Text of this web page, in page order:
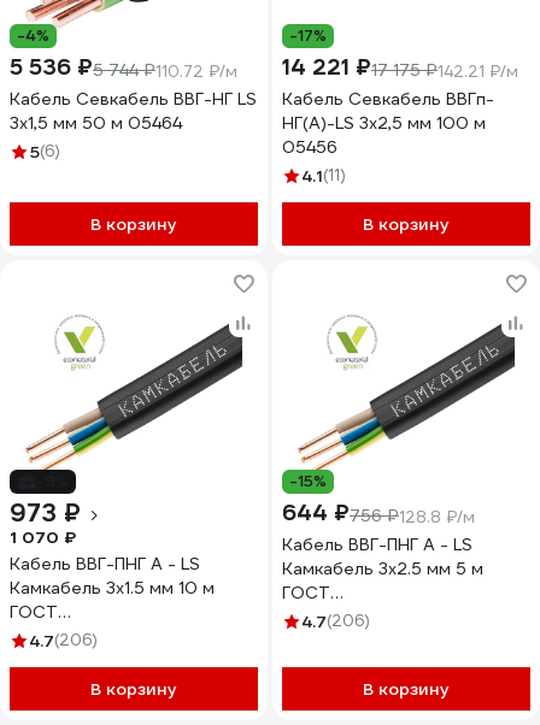
-4%
5 536 ₽5 744 ₽110.72 ₽/м
Кабель Севкабель ВВГ-НГ LS
3х1,5 мм 50 м 05464
5(6)
В корзину
-17%
14 221 ₽17 175 ₽142.21 ₽/м
Кабель Севкабель ВВГп-
НГ(А)-LS 3х2,5 мм 100 м
05456
4.1(11)
В корзину
973 ₽
1 070 ₽
Кабель ВВГ-ПНГ А - LS
Камкабель 3x1.5 мм 10 м
ГОСТ
1157К30FG00070А0010М
4.7(206)
В корзину
-15%
644 ₽756 ₽128.8 ₽/м
Кабель ВВГ-ПНГ А - LS
Камкабель 3x2.5 мм 5 м
ГОСТ
1157К30HG00070А0005М
4.7(206)
В корзину